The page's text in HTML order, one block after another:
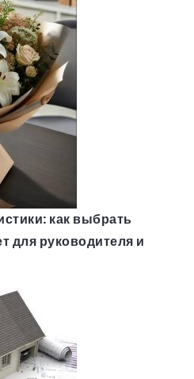
как выбрать
для руководителя и